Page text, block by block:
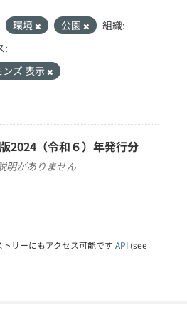
環境 公園
組織:
:
ズ 表示
2024（令和６）年発行分
明がありません
リーにもアクセス可能です API (see